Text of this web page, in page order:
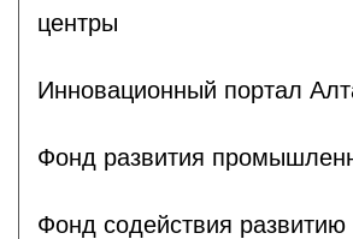
центры
Инновационный портал
Фонд развития
Фонд содействия